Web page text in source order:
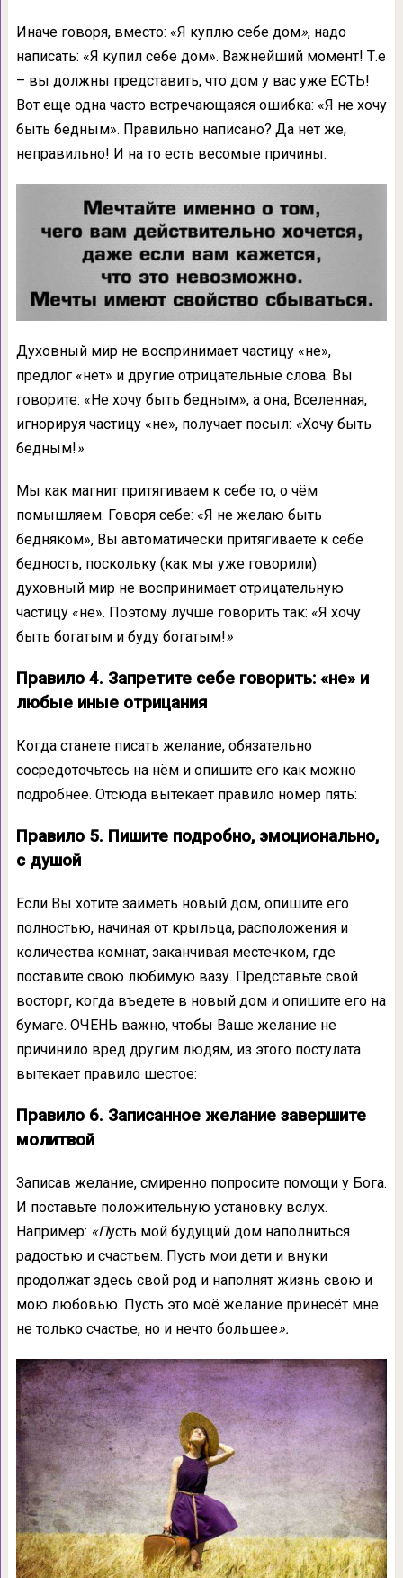
Иначе говоря, вместо: «Я куплю себе дом», надо
написать: «Я купил себе дом». Важнейший момент! Т.е
– вы должны представить, что дом у вас уже ЕСТЬ!
Вот еще одна часто встречающаяся ошибка: «Я не хочу
быть бедным». Правильно написано? Да нет же,
неправильно! И на то есть весомые причины.
Духовный мир не воспринимает частицу «не»,
предлог «нет» и другие отрицательные слова. Вы
говорите: «Не хочу быть бедным», а она, Вселенная,
игнорируя частицу «не», получает посыл: «Хочу быть
бедным!»
Мы как магнит притягиваем к себе то, о чём
помышляем. Говоря себе: «Я не желаю быть
бедняком», Вы автоматически притягиваете к себе
бедность, поскольку (как мы уже говорили)
духовный мир не воспринимает отрицательную
частицу «не». Поэтому лучше говорить так: «Я хочу
быть богатым и буду богатым!»
Правило 4. Запретите себе говорить: «не» и
любые иные отрицания
Когда станете писать желание, обязательно
сосредоточьтесь на нём и опишите его как можно
подробнее. Отсюда вытекает правило номер пять:
Правило 5. Пишите подробно, эмоционально,
с душой
Если Вы хотите заиметь новый дом, опишите его
полностью, начиная от крыльца, расположения и
количества комнат, заканчивая местечком, где
поставите свою любимую вазу. Представьте свой
восторг, когда въедете в новый дом и опишите его на
бумаге. ОЧЕНЬ важно, чтобы Ваше желание не
причинило вред другим людям, из этого постулата
вытекает правило шестое:
Правило 6. Записанное желание завершите
молитвой
Записав желание, смиренно попросите помощи у Бога.
И поставьте положительную установку вслух.
Например: «Пусть мой будущий дом наполниться
радостью и счастьем. Пусть мои дети и внуки
продолжат здесь свой род и наполнят жизнь свою и
мою любовью. Пусть это моё желание принесёт мне
не только счастье, но и нечто большее».